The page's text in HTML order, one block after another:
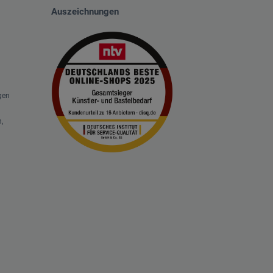
Auszeichnungen